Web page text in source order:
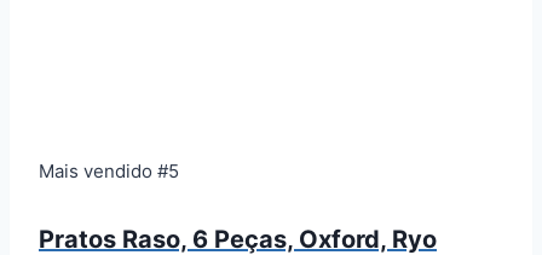
Mais vendido #5
Pratos Raso, 6 Peças, Oxford, Ryo